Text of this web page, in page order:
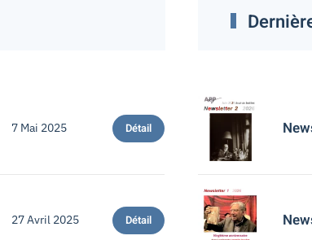
7 Mai 2025 Détail
27 Avril 2025 Détail